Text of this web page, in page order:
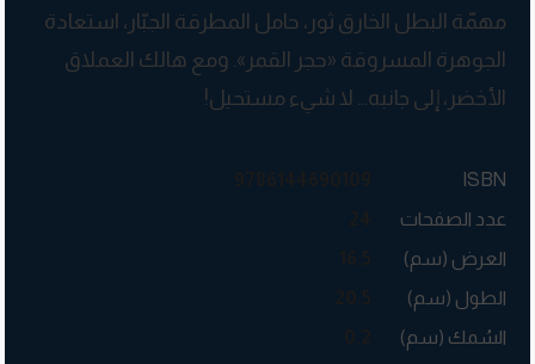
مهمّة البطل الخارق ثور، حامل المطرقة الجبّار، استعادة
الجوهرة المسروقة «حجر القمر». ومع هالك العملاق
الأخضر، إلى جانبه… لا شيء مستحيل!
ISBN
عدد الصفحات
العرض (سم)
الطول (سم)
السُمك (سم)